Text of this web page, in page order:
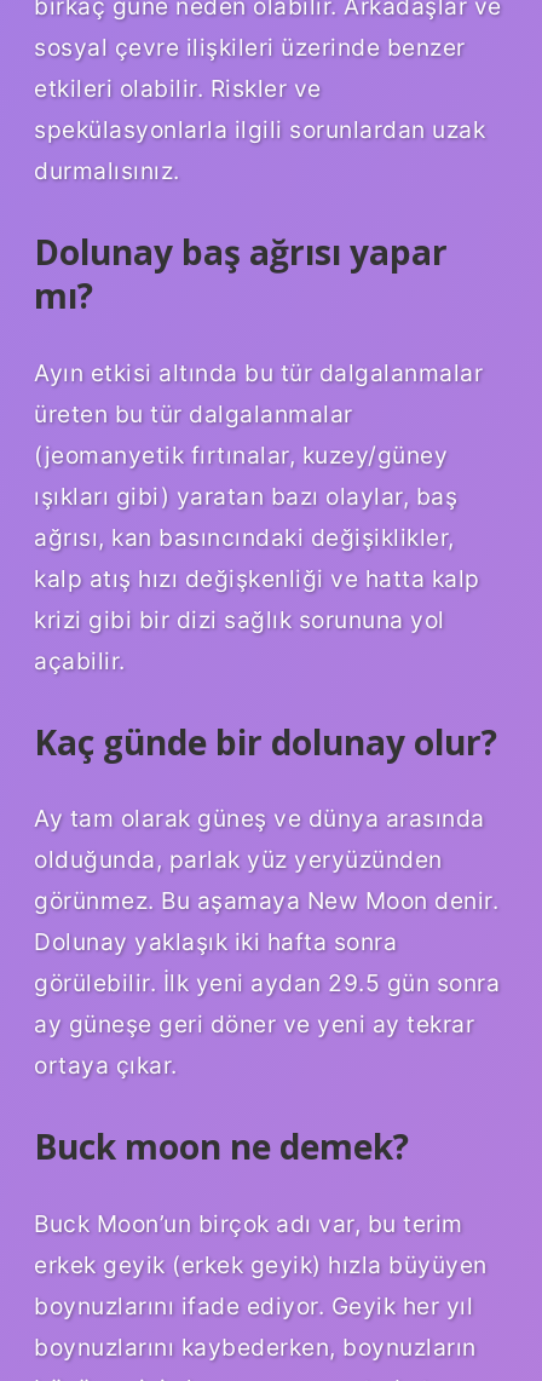
sosyal çevre ilişkileri üzerinde benzer
etkileri olabilir. Riskler ve
spekülasyonlarla ilgili sorunlardan uzak
durmalısınız.
Dolunay baş ağrısı yapar
mı?
Ayın etkisi altında bu tür dalgalanmalar
üreten bu tür dalgalanmalar
(jeomanyetik fırtınalar, kuzey/güney
ışıkları gibi) yaratan bazı olaylar, baş
ağrısı, kan basıncındaki değişiklikler,
kalp atış hızı değişkenliği ve hatta kalp
krizi gibi bir dizi sağlık sorununa yol
açabilir.
Kaç günde bir dolunay olur?
Ay tam olarak güneş ve dünya arasında
olduğunda, parlak yüz yeryüzünden
görünmez. Bu aşamaya New Moon denir.
Dolunay yaklaşık iki hafta sonra
görülebilir. İlk yeni aydan 29.5 gün sonra
ay güneşe geri döner ve yeni ay tekrar
ortaya çıkar.
Buck moon ne demek?
Buck Moon’un birçok adı var, bu terim
erkek geyik (erkek geyik) hızla büyüyen
boynuzlarını ifade ediyor. Geyik her yıl
boynuzlarını kaybederken, boynuzların